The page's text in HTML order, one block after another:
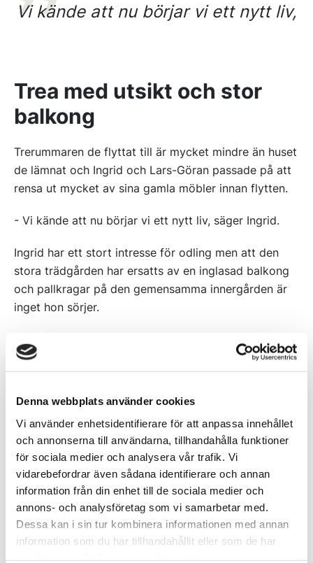
Denna webbplats använder cookies
Vi använder enhetsidentifierare för att anpassa innehållet
och annonserna till användarna, tillhandahålla funktioner
för sociala medier och analysera vår trafik. Vi
vidarebefordrar även sådana identifierare och annan
information från din enhet till de sociala medier och
annons- och analysföretag som vi samarbetar med.
Dessa kan i sin tur kombinera informationen med annan
information som du har tillhandahållit eller som de har
Vi kände att nu börjar vi ett nytt liv,
Trea med utsikt och stor
balkong
Trerummaren de flyttat till är mycket mindre än huset
de lämnat och Ingrid och Lars-Göran passade på att
rensa ut mycket av sina gamla möbler innan flytten.
- Vi kände att nu börjar vi ett nytt liv, säger Ingrid.
Ingrid har ett stort intresse för odling men att den
stora trädgården har ersatts av en inglasad balkong
och pallkragar på den gemensamma innergården är
inget hon sörjer.
- Det finns inget jag saknar här! Jag känner mig
väldigt trygg här, den känslan hade jag inte alltid i
huset. Och när vi ska ut och resa så stänger vi bara
dörren. Det är en frihet!